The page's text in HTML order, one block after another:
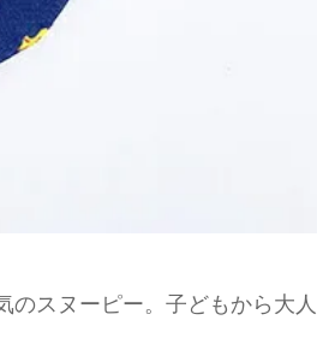
スヌーピー。子どもから大人